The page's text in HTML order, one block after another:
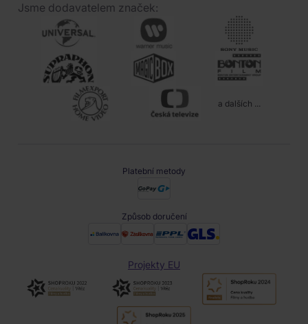
Jsme dodavatelem značek:
a dalších ...
Platební metody
Způsob doručení
Projekty EU